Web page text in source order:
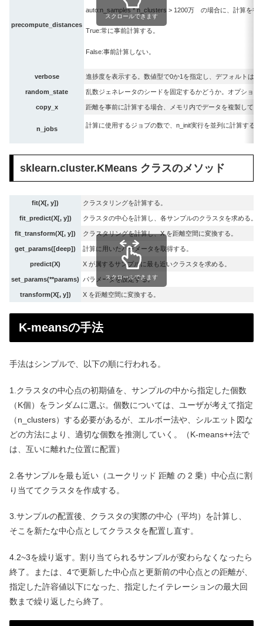
precompute_distances
auto:n_samples * n_clusters > 1200万 の場合に、計算を行
True:常に事前計算する。
False:事前計算しない。
verbose 進捗度を表示する。数値型で0か1を指定し、デフォルトは0
random_state 乱数ジェネレータのシードを固定するかどうか。オプショ
copy_x 距離を事前に計算する場合、メモリ内でデータを複製して
n_jobs 計算に使用するジョブの数で、n_init実行を並列に計算する
スクロールできます
sklearn.cluster.KMeans クラスのメソッド
fit(X[, y]) クラスタリングを計算する。
fit_predict(X[, y]) クラスタの中心を計算し、各サンプルのクラスタを求める。
fit_transform(X[, y]) クラスタリングを計算し、X を距離空間に変換する。
get_params([deep]) 計算に用いたパラメータを取得する。
predict(X) X が属するサンプルに最も近いクラスタを求める。
set_params(**params) パラメータを設定する。
transform(X[, y]) X を距離空間に変換する。
スクロールできます
K-meansの手法
手法はシンプルで、以下の順に行われる。
1.クラスタの中心点の初期値を、サンプルの中から指定した個数
（K個）をランダムに選ぶ。個数については、ユーザが考えて指定
（n_clusters）する必要があるが、エルボー法や、シルエット図な
どの方法により、適切な個数を推測していく。（K-means++法で
は、互いに離れた位置に配置）
2.各サンプルを最も近い（ユークリッド 距離 の 2 乗）中心点に割
り当ててクラスタを作成する。
3.サンプルの配置後、クラスタの実際の中心（平均）を計算し、
そこを新たな中心点としてクラスタを配置し直す。
4.2~3を繰り返す。割り当てられるサンプルが変わらなくなったら
終了。または、4で更新した中心点と更新前の中心点との距離が、
指定した許容値以下になった、指定したイテレーションの最大回
数まで繰り返したら終了。